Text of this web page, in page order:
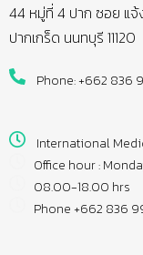
44 หมู่ที่ 4 ปาก ซอย แจ้
ปากเกร็ด นนทบุรี 11120
Phone: +662 836
International
Office hour :
08.00-18.00 hrs
Phone +662 836